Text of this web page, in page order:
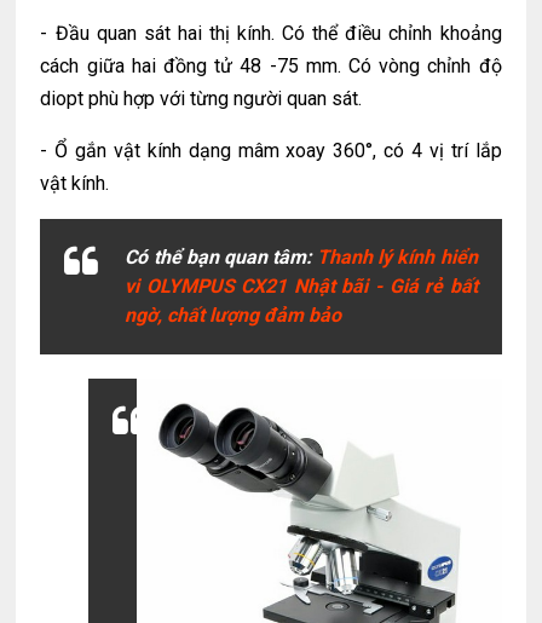
- Đầu quan sát hai thị kính. Có thể điều chỉnh khoảng
cách giữa hai đồng tử 48 -75 mm. Có vòng chỉnh độ
diopt phù hợp với từng người quan sát.
- Ổ gắn vật kính dạng mâm xoay 360°, có 4 vị trí lắp
vật kính.
Có thể bạn quan tâm: Thanh lý kính hiển
vi OLYMPUS CX21 Nhật bãi - Giá rẻ bất
ngờ, chất lượng đảm bảo